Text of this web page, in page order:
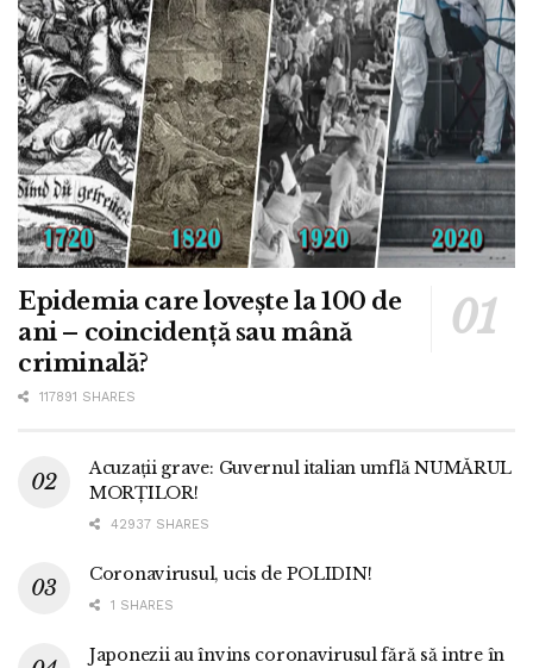
Epidemia care lovește la 100 de
ani – coincidență sau mână
criminală?
117891 SHARES
Acuzații grave: Guvernul italian umflă NUMĂRUL
MORȚILOR!
42937 SHARES
Coronavirusul, ucis de POLIDIN!
1 SHARES
Japonezii au învins coronavirusul fără să intre în